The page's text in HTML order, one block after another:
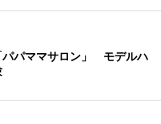
パパママサロン」 モデルハ